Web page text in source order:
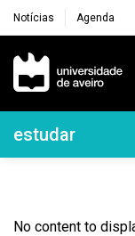
Notícias Agenda
Navegação
Navegação
estudar
No content to